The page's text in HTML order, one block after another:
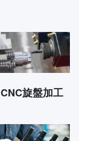
CNC旋盤加工